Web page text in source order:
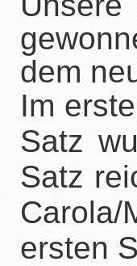
dem
Im
Satz
Satz
ersten